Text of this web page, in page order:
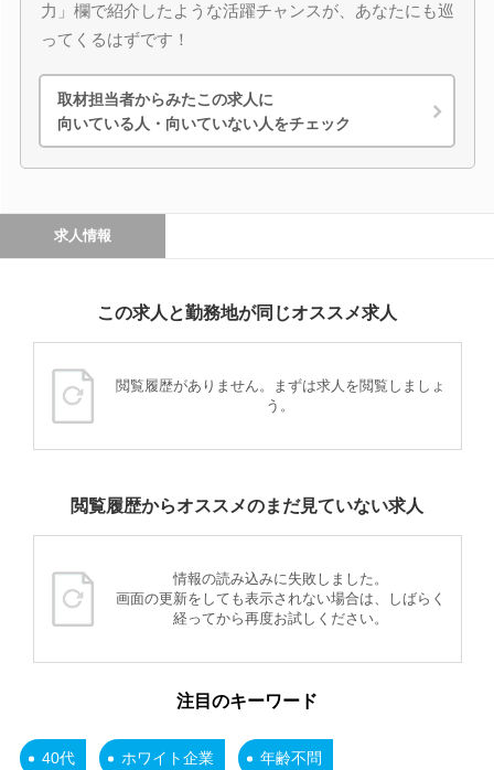
力」欄で紹介したような活躍チャンスが、あなたにも巡
ってくるはずです！
取材担当者からみたこの求人に
向いている人・向いていない人をチェック
求人情報
この求人と勤務地が同じオススメ求人
閲覧履歴がありません。まずは求人を閲覧しましょ
う。
閲覧履歴からオススメのまだ見ていない求人
情報の読み込みに失敗しました。
画面の更新をしても表示されない場合は、しばらく
経ってから再度お試しください。
注目のキーワード
40代 ホワイト企業 年齢不問